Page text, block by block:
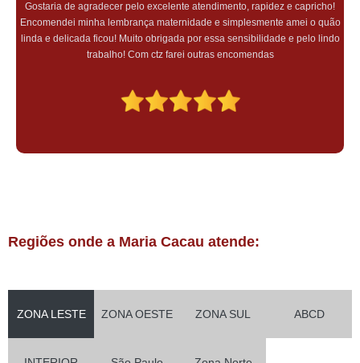
Gostaria de agradecer pelo excelente atendimento, rapidez e capricho!
Encomendei minha lembrança maternidade e simplesmente amei o quão
linda e delicada ficou! Muito obrigada por essa sensibilidade e pelo lindo
trabalho! Com ctz farei outras encomendas
Regiões onde a Maria Cacau atende:
ZONA LESTE ZONA OESTE ZONA SUL ABCD